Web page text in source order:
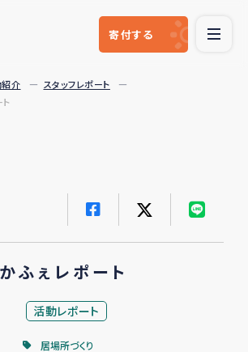
寄付する
介
スタッフレポート
ふぇレポート
活動レポート
居場所づくり